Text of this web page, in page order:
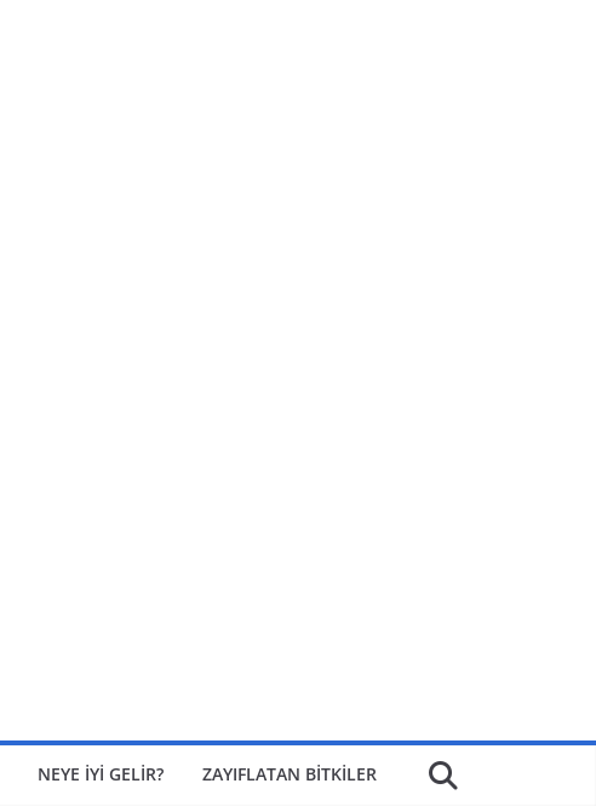
NEYE İYİ GELİR? ZAYIFLATAN BİTKİLER